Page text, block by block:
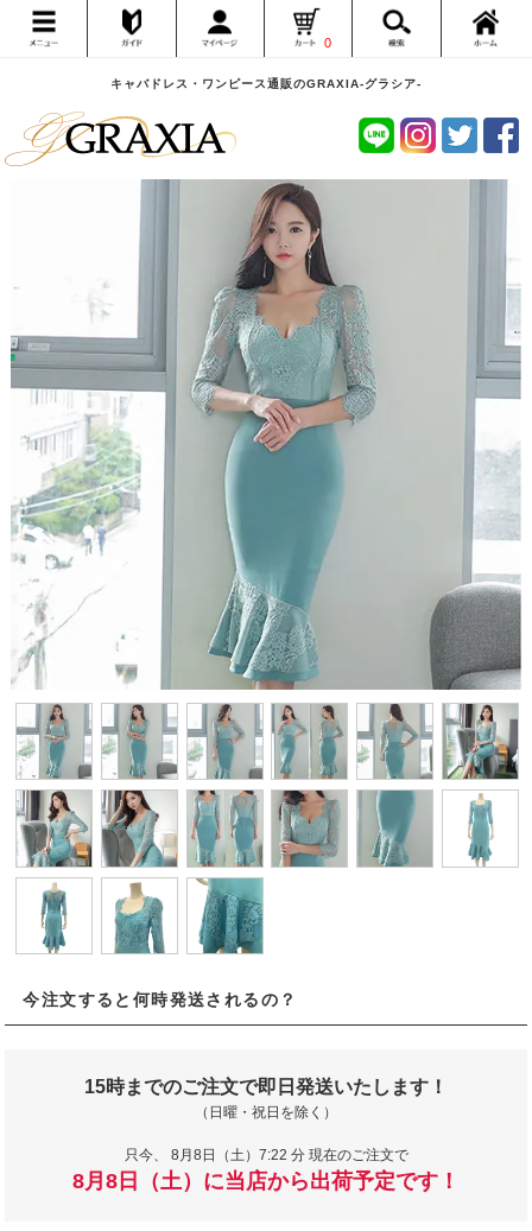
キャバドレス・ワンピース通販のGRAXIA-グラシア-
0
今注文すると何時発送されるの？
15時までのご注文で即日発送いたします！
（日曜・祝日を除く）
只今、 8月8日（土）7:22 分 現在のご注文で
8月8日（土）に当店から出荷予定です！